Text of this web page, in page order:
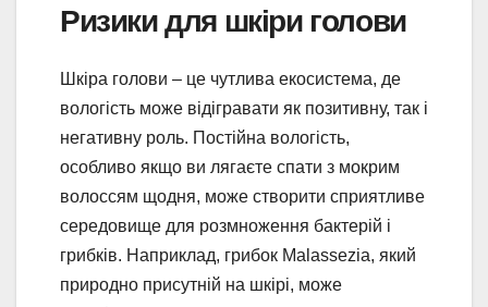
Ризики для шкіри голови
Шкіра голови – це чутлива екосистема, де
вологість може відігравати як позитивну, так і
негативну роль. Постійна вологість,
особливо якщо ви лягаєте спати з мокрим
волоссям щодня, може створити сприятливе
середовище для розмноження бактерій і
грибків. Наприклад, грибок Malassezia, який
природно присутній на шкірі, може